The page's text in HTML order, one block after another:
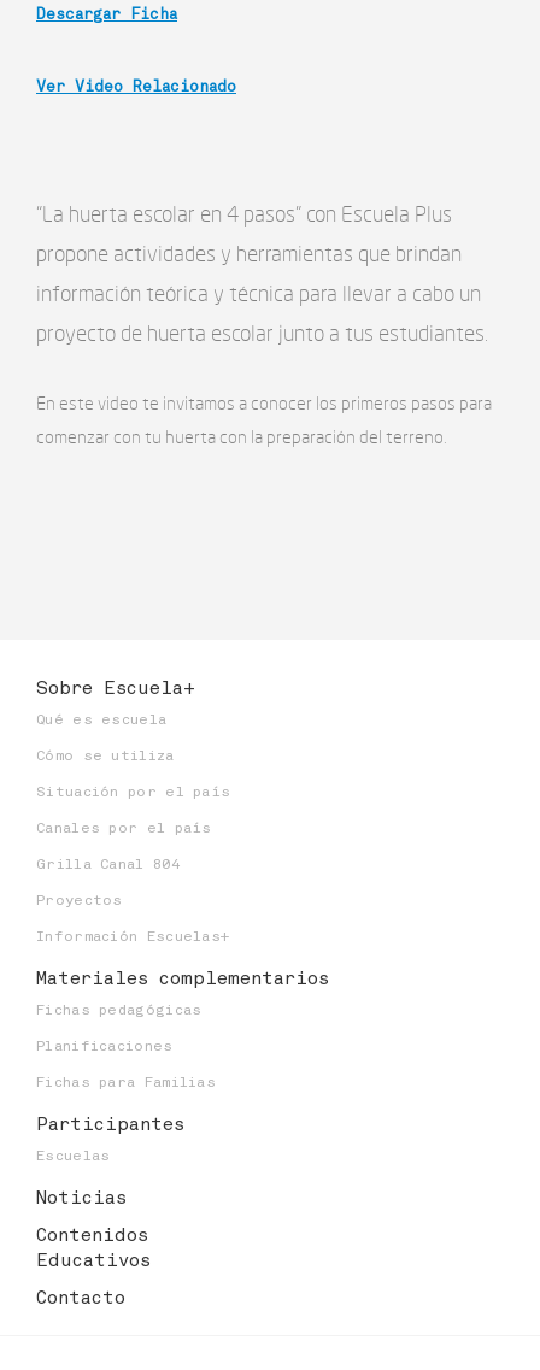
Descargar Ficha
Ver Video Relacionado
“La huerta escolar en 4 pasos” con Escuela Plus
propone actividades y herramientas que brindan
información teórica y técnica para llevar a cabo un
proyecto de huerta escolar junto a tus estudiantes.
En este video te invitamos a conocer los primeros pasos para
comenzar con tu huerta con la preparación del terreno.
Sobre Escuela+
Qué es escuela
Cómo se utiliza
Situación por el país
Canales por el país
Grilla Canal 804
Proyectos
Información Escuelas+
Materiales complementarios
Fichas pedagógicas
Planificaciones
Fichas para Familias
Participantes
Escuelas
Noticias
Contenidos
Educativos
Contacto